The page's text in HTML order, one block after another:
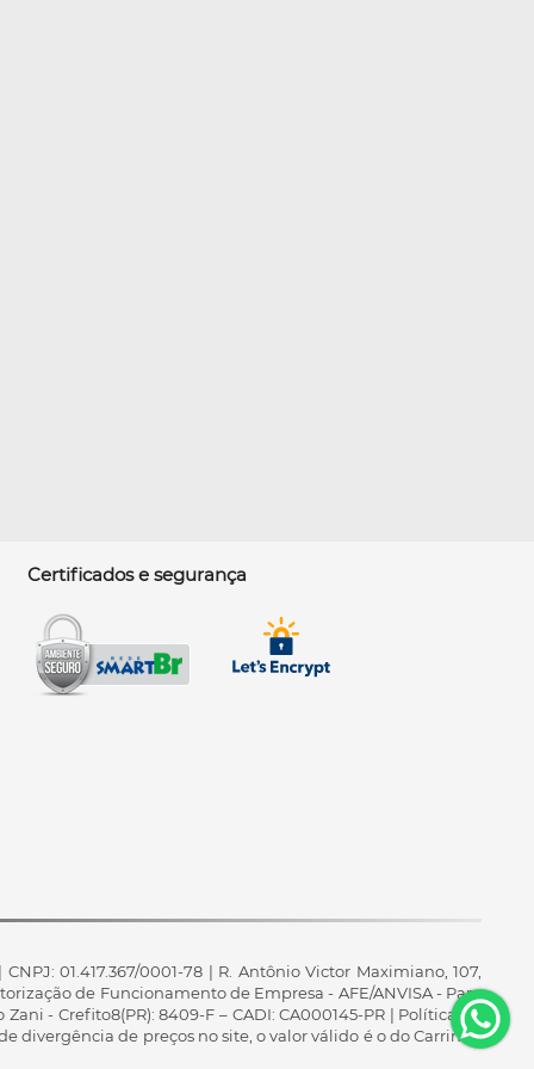
Certificados e segurança
01.417.367/0001-78 | R. Antônio Victor Maximiano, 107,
de Funcionamento de Empresa - AFE/ANVISA - Para
- Crefito8(PR): 8409-F – CADI: CA000145-PR | Política de
divergência de preços no site, o valor válido é o do Carrinho